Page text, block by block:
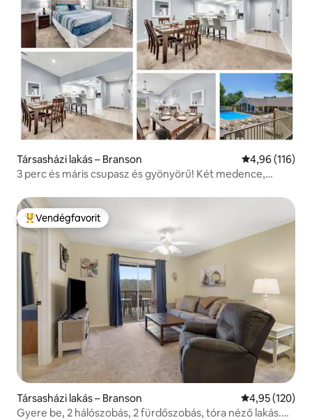
Társasházi lakás – Branson Átlagos
4,96 (116)
3 perc és máris csupasz és gyönyörű! Két medence,
Kiemelt vendégfavorit
Vendégfavorit
Társasházi lakás – Branson Átlagos
4,95 (120)
Gyere be, 2 hálószobás, 2 fürdőszobás, tóra néző lakás.